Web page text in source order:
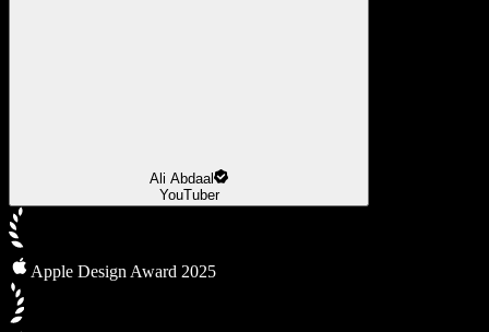
Ali Abdaal
YouTuber
Apple Design Award 2025